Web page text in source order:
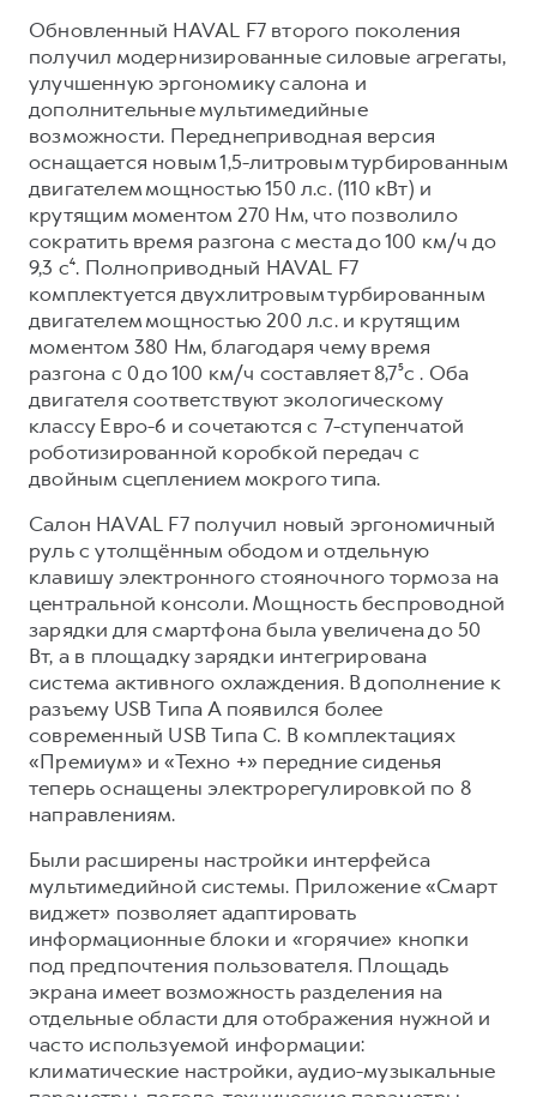
Обновленный HAVAL F7 второго поколения
получил модернизированные силовые агрегаты,
улучшенную эргономику салона и
дополнительные мультимедийные
возможности. Переднеприводная версия
оснащается новым 1,5-литровым турбированным
двигателем мощностью 150 л.с. (110 кВт) и
крутящим моментом 270 Нм, что позволило
сократить время разгона с места до 100 км/ч до
9,3 с⁴. Полноприводный HAVAL F7
комплектуется двухлитровым турбированным
двигателем мощностью 200 л.с. и крутящим
моментом 380 Нм, благодаря чему время
разгона с 0 до 100 км/ч составляет 8,7⁵с . Оба
двигателя соответствуют экологическому
классу Евро-6 и сочетаются с 7-ступенчатой
роботизированной коробкой передач с
двойным сцеплением мокрого типа.
Салон HAVAL F7 получил новый эргономичный
руль с утолщённым ободом и отдельную
клавишу электронного стояночного тормоза на
центральной консоли. Мощность беспроводной
зарядки для смартфона была увеличена до 50
Вт, а в площадку зарядки интегрирована
система активного охлаждения. В дополнение к
разъему USB Типа A появился более
современный USB Типа C. В комплектациях
«Премиум» и «Техно +» передние сиденья
теперь оснащены электрорегулировкой по 8
направлениям.
Были расширены настройки интерфейса
мультимедийной системы. Приложение «Смарт
виджет» позволяет адаптировать
информационные блоки и «горячие» кнопки
под предпочтения пользователя. Площадь
экрана имеет возможность разделения на
отдельные области для отображения нужной и
часто используемой информации:
климатические настройки, аудио-музыкальные